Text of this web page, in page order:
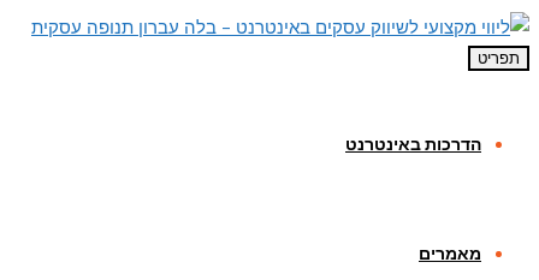
תפריט
הדרכות באינטרנט
מאמרים